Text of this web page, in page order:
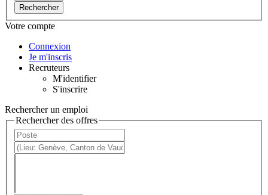
Rechercher
Votre compte
Connexion
Je m'inscris
Recruteurs
M'identifier
S'inscrire
Rechercher un emploi
Rechercher des offres